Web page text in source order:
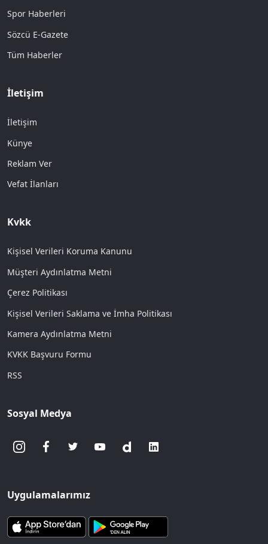
Spor Haberleri
Sözcü E-Gazete
Tüm Haberler
İletişim
İletişim
Künye
Reklam Ver
Vefat İlanları
Kvkk
Kişisel Verileri Koruma Kanunu
Müşteri Aydınlatma Metni
Çerez Politikası
Kişisel Verileri Saklama ve İmha Politikası
Kamera Aydınlatma Metni
KVKK Başvuru Formu
RSS
Sosyal Medya
Uygulamalarımız